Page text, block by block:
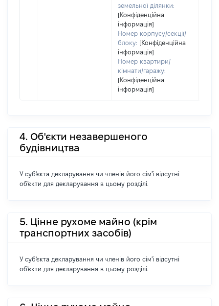
земельної ділянки:
[Конфіденційна
інформація]
Номер корпусу/секції/
блоку: [Конфіденційна
інформація]
Номер квартири/
кімнати/гаражу:
[Конфіденційна
інформація]
4. Об'єкти незавершеного
будівництва
У суб'єкта декларування чи членів його сім'ї відсутні
об'єкти для декларування в цьому розділі.
5. Цінне рухоме майно (крім
транспортних засобів)
У суб'єкта декларування чи членів його сім'ї відсутні
об'єкти для декларування в цьому розділі.